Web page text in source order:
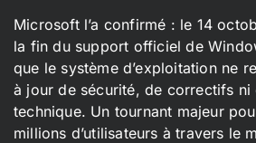
Microsoft l’a confirmé : le 14
la fin du support officiel de
que le système d’exploitation ne
à jour de sécurité, de correctifs ni
technique. Un tournant majeur
millions d’utilisateurs à travers le